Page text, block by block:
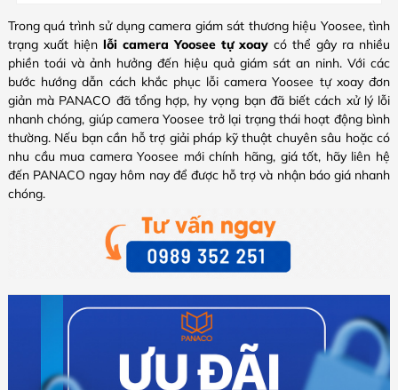
Trong quá trình sử dụng camera giám sát thương hiệu Yoosee, tình
trạng xuất hiện lỗi camera Yoosee tự xoay có thể gây ra nhiều
phiền toái và ảnh hưởng đến hiệu quả giám sát an ninh. Với các
bước hướng dẫn cách khắc phục lỗi camera Yoosee tự xoay đơn
giản mà PANACO đã tổng hợp, hy vọng bạn đã biết cách xử lý lỗi
nhanh chóng, giúp camera Yoosee trở lại trạng thái hoạt động bình
thường. Nếu bạn cần hỗ trợ giải pháp kỹ thuật chuyên sâu hoặc có
nhu cầu mua camera Yoosee mới chính hãng, giá tốt, hãy liên hệ
đến PANACO ngay hôm nay để được hỗ trợ và nhận báo giá nhanh
chóng.